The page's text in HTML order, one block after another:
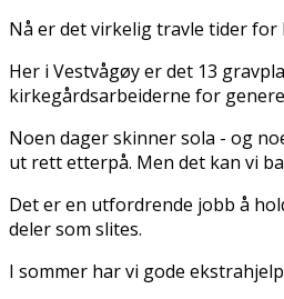
Nå er det virkelig travle tider
Her i Vestvågøy er det 13
kirkegårdsarbeiderne for
Noen dager skinner sola - og
ut rett etterpå. Men det kan vi
Det er en utfordrende jobb å
deler som slites.
I sommer har vi gode